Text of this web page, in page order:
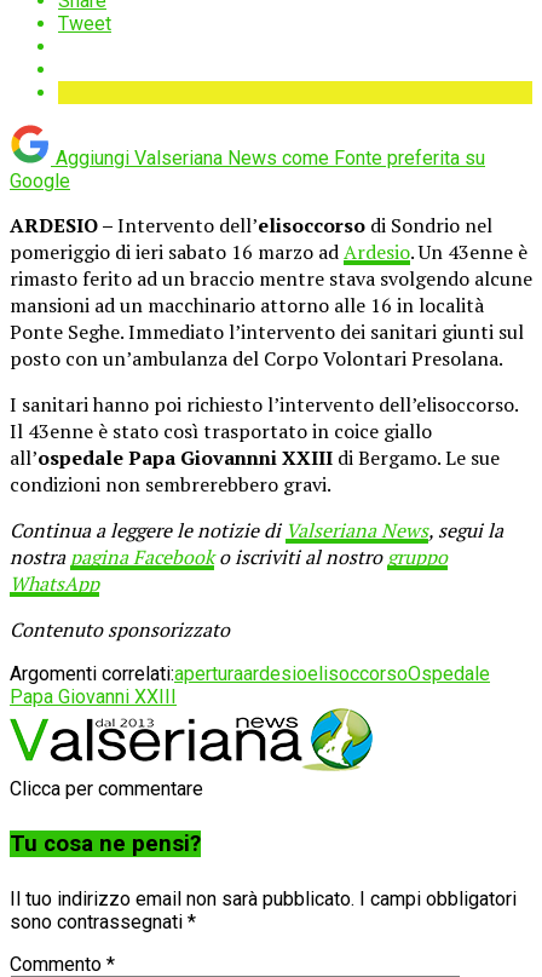
Tweet
Aggiungi Valseriana News come Fonte preferita su
Google
ARDESIO –Intervento dell’elisoccorso di Sondrio nel
pomeriggio di ieri sabato 16 marzo adArdesio. Un 43enne è
rimasto ferito ad un braccio mentre stava svolgendo alcune
mansioni ad un macchinario attorno alle 16 in località
Ponte Seghe. Immediato l’intervento dei sanitari giunti sul
posto con un’ambulanza del Corpo Volontari Presolana.
I sanitari hanno poi richiesto l’intervento dell’elisoccorso.
Il 43enne è stato così trasportato in coice giallo
all’ospedale Papa Giovannni XXIII di Bergamo. Le sue
condizioni non sembrerebbero gravi.
Continua a leggere le notizie di Valseriana News, segui la
nostrapagina Facebooko iscriviti al nostrogruppo
WhatsApp
Contenuto sponsorizzato
Argomenti correlati:aperturaardesioelisoccorsoOspedale
Papa Giovanni XXIII
Clicca per commentare
Tu cosa ne pensi?
Il tuo indirizzo email non sarà pubblicato. I campi obbligatori
sono contrassegnati *
Commento *